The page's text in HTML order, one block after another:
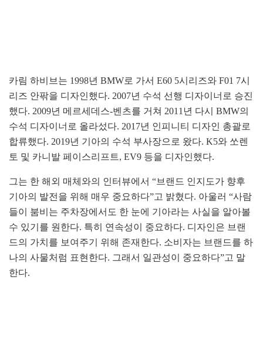
카림 하비브는 1998년 BMW로 가서 E60 5시리즈와 F01 7시
리즈 안팎을 디자인했다. 2007년 수석 선행 디자이너로 승진
했다. 2009년 메르세데스-벤츠를 거쳐 2011년 다시 BMW의
수석 디자이너로 올라섰다. 2017년 인피니티 디자인 총괄로
합류했다. 2019년 기아의 수석 부사장으로 왔다. K5와 쏘렌
토 및 카니발 페이스리프트, EV9 등을 디자인했다.
그는 한 해외 매체와의 인터뷰에서 “브랜드 인지도가 향후
기아의 발전을 위해 매우 중요하다”고 밝혔다. 아울러 “사람
들이 붐비는 주차장에서도 한 눈에 기아라는 사실을 알아볼
수 있기를 원한다. 특히 연속성이 중요하다. 디자인은 브랜
드의 가치를 보여주기 위해 존재한다. 소비자는 브랜드를 하
나의 사물처럼 표현한다. 그래서 일관성이 중요하다”고 말
한다.